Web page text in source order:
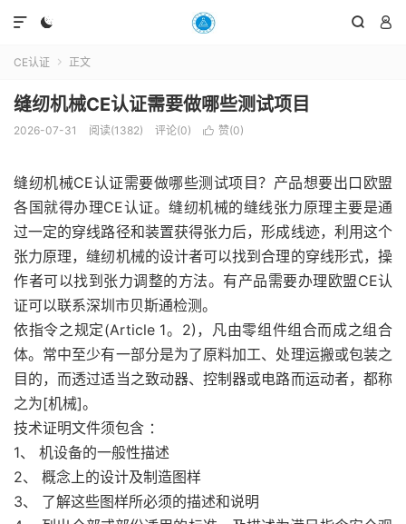
  

CE认证  正文
缝纫机械CE认证需要做哪些测试项目
2026-07-31 阅读(1382) 评论(0)  赞(0)
缝纫机械CE认证需要做哪些测试项目？产品想要出口欧盟
各国就得办理CE认证。缝纫机械的缝线张力原理主要是通
过一定的穿线路径和装置获得张力后，形成线迹，利用这个
张力原理，缝纫机械的设计者可以找到合理的穿线形式，操
作者可以找到张力调整的方法。有产品需要办理欧盟CE认
证可以联系深圳市贝斯通检测。
依指令之规定(Article 1。2)，凡由零组件组合而成之组合
体。常中至少有一部分是为了原料加工、处理运搬或包装之
目的，而透过适当之致动器、控制器或电路而运动者，都称
之为[机械]。
技术证明文件须包含 ：
1、 机设备的一般性描述
2、 概念上的设计及制造图样
3、 了解这些图样所必须的描述和说明